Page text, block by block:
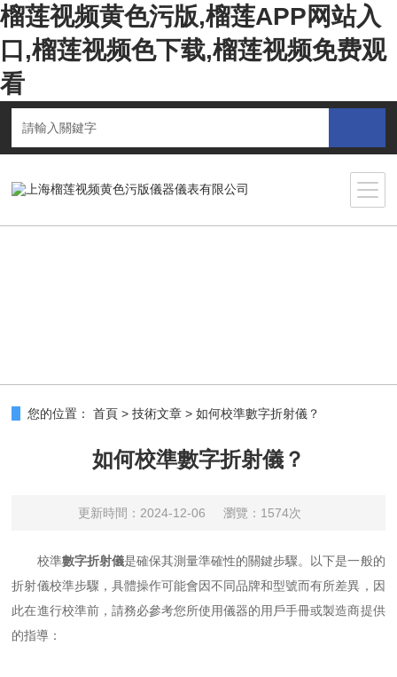
榴莲视频黄色污版,榴莲APP网站入
口,榴莲视频色下载,榴莲视频免费观
看
您的位置： 首頁 >技術文章 >如何校準數字折射儀？
如何校準數字折射儀？
更新時間：2024-12-06 瀏覽：1574次
校準數字折射儀是確保其測量準確性的關鍵步驟。以下是一般的
折射儀校準步驟，具體操作可能會因不同品牌和型號而有所差異，因
此在進行校準前，請務必參考您所使用儀器的用戶手冊或製造商提供
的指導：